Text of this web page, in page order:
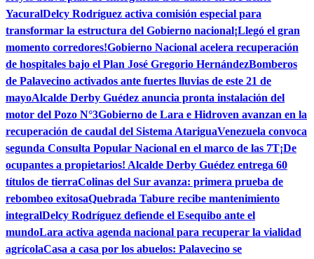
YacuralDelcy Rodríguez activa comisión especial para
transformar la estructura del Gobierno nacional¡Llegó el gran
momento corredores!Gobierno Nacional acelera recuperación
de hospitales bajo el Plan José Gregorio HernándezBomberos
de Palavecino activados ante fuertes lluvias de este 21 de
mayoAlcalde Derby Guédez anuncia pronta instalación del
motor del Pozo N°3Gobierno de Lara e Hidroven avanzan en la
recuperación de caudal del Sistema AtariguaVenezuela convoca
segunda Consulta Popular Nacional en el marco de las 7T¡De
ocupantes a propietarios! Alcalde Derby Guédez entrega 60
títulos de tierraColinas del Sur avanza: primera prueba de
rebombeo exitosaQuebrada Tabure recibe mantenimiento
integralDelcy Rodríguez defiende el Esequibo ante el
mundoLara activa agenda nacional para recuperar la vialidad
agrícolaCasa a casa por los abuelos: Palavecino se